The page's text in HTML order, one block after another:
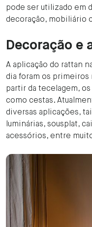
pode ser utilizado em
decoração, mobiliário
Decoração e
A aplicação do rattan
dia foram os primeiros
partir da tecelagem,
como cestas.
diversas aplicações,
luminárias, sousplat,
acessórios, entre